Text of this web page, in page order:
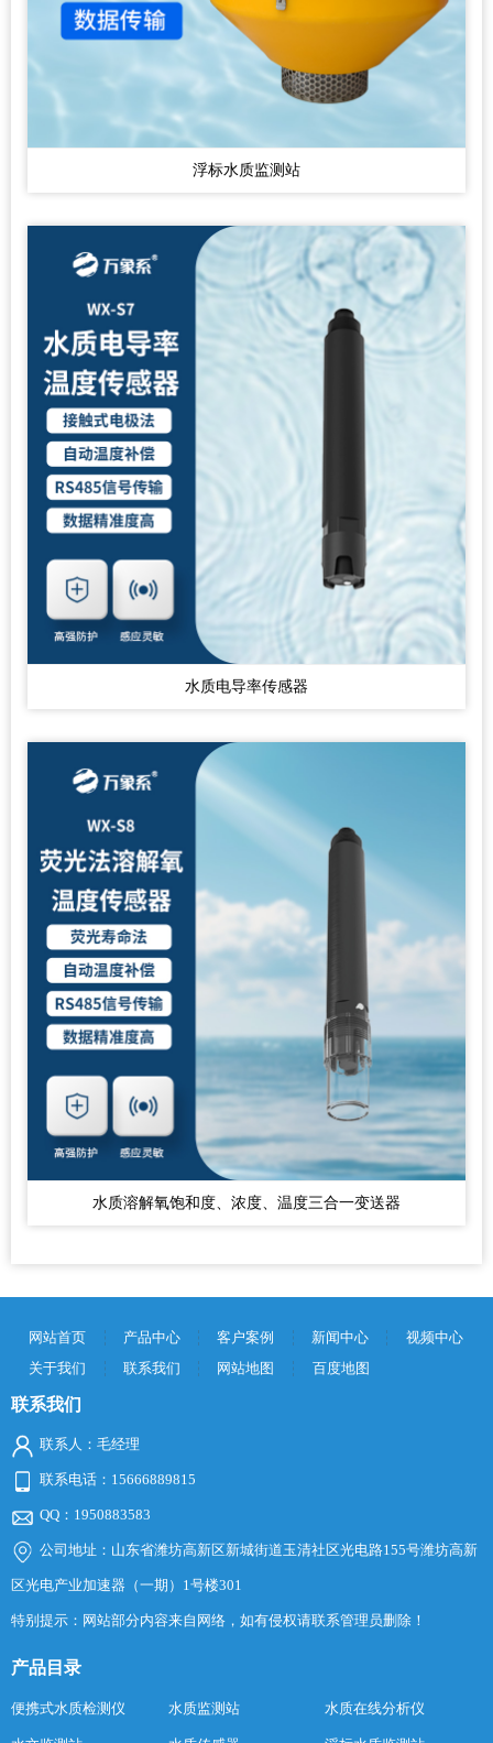
浮标水质监测站
水质电导率传感器
水质溶解氧饱和度、浓度、温度三合一变送器
网站首页 产品中心 客户案例 新闻中心
视频中心
关于我们
联系我们 网站地图 百度地图
联系我们
联系人：毛经理
联系电话：15666889815
QQ：1950883583
公司地址：山东省潍坊高新区新城街道玉清社区光电路155号潍坊高新
区光电产业加速器（一期）1号楼301
特别提示：网站部分内容来自网络，如有侵权请联系管理员删除！
产品目录
便携式水质检测仪 水质监测站 水质在线分析仪